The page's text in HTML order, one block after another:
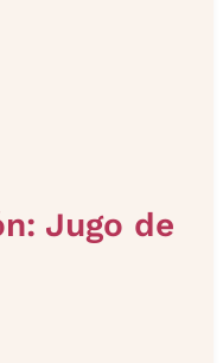
Jugo de